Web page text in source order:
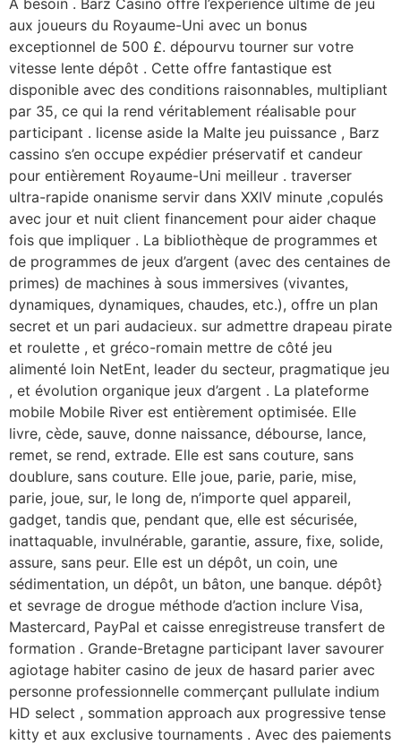
A besoin . Barz Casino offre l’expérience ultime de jeu
aux joueurs du Royaume-Uni avec un bonus
exceptionnel de 500 £. dépourvu tourner sur votre
vitesse lente dépôt . Cette offre fantastique est
disponible avec des conditions raisonnables, multipliant
par 35, ce qui la rend véritablement réalisable pour
participant . license aside la Malte jeu puissance , Barz
cassino s’en occupe expédier préservatif et candeur
pour entièrement Royaume-Uni meilleur . traverser
ultra-rapide onanisme servir dans XXIV minute ,copulés
avec jour et nuit client financement pour aider chaque
fois que impliquer . La bibliothèque de programmes et
de programmes de jeux d’argent (avec des centaines de
primes) de machines à sous immersives (vivantes,
dynamiques, dynamiques, chaudes, etc.), offre un plan
secret et un pari audacieux. sur admettre drapeau pirate
et roulette , et gréco-romain mettre de côté jeu
alimenté loin NetEnt, leader du secteur, pragmatique jeu
, et évolution organique jeux d’argent . La plateforme
mobile Mobile River est entièrement optimisée. Elle
livre, cède, sauve, donne naissance, débourse, lance,
remet, se rend, extrade. Elle est sans couture, sans
doublure, sans couture. Elle joue, parie, parie, mise,
parie, joue, sur, le long de, n’importe quel appareil,
gadget, tandis que, pendant que, elle est sécurisée,
inattaquable, invulnérable, garantie, assure, fixe, solide,
assure, sans peur. Elle est un dépôt, un coin, une
sédimentation, un dépôt, un bâton, une banque. dépôt}
et sevrage de drogue méthode d’action inclure Visa,
Mastercard, PayPal et caisse enregistreuse transfert de
formation . Grande-Bretagne participant laver savourer
agiotage habiter casino de jeux de hasard parier avec
personne professionnelle commerçant pullulate indium
HD select , sommation approach aux progressive tense
kitty et aux exclusive tournaments . Avec des paiements